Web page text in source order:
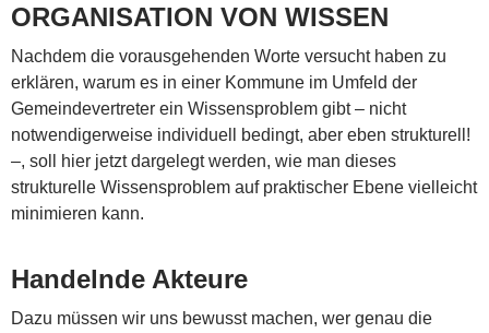
ORGANISATION VON WISSEN
Nachdem die vorausgehenden Worte versucht haben zu
erklären, warum es in einer Kommune im Umfeld der
Gemeindevertreter ein Wissensproblem gibt – nicht
notwendigerweise individuell bedingt, aber eben strukturell!
–, soll hier jetzt dargelegt werden, wie man dieses
strukturelle Wissensproblem auf praktischer Ebene vielleicht
minimieren kann.
Handelnde Akteure
Dazu müssen wir uns bewusst machen, wer genau die